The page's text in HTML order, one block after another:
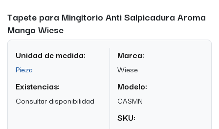
Tapete para Mingitorio Anti Salpicadura Aroma
Mango Wiese
Unidad de medida:
Pieza
Existencias:
Consultar disponibilidad
Marca:
Wiese
Modelo:
CASMN
SKU: